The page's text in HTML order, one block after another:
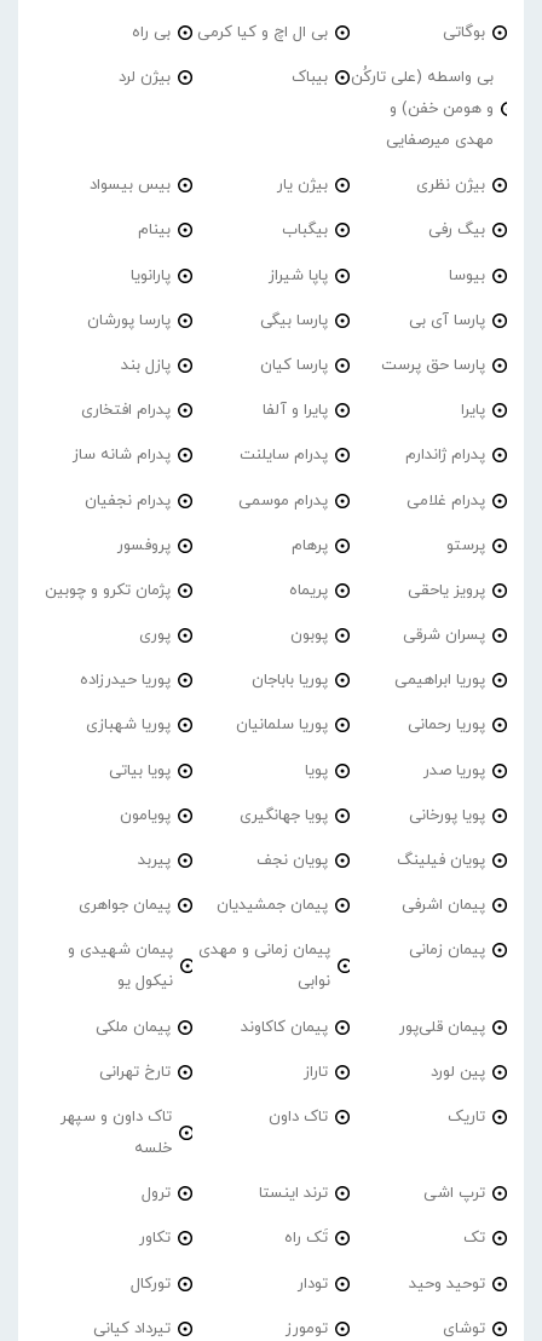
بوگاتی بی ال اچ و کیا کرمی بی راه
بی واسطه (علی تارکُن
و هومن خفن) و
مهدی میرصفایی
بیباک بیژن لرد
بیژن نظری بیژن یار بیس بیسواد
بیگ رفی بیگباب بینام
بیوسا پاپا شیراز پارانویا
پارسا آی بی پارسا بیگی پارسا پورشان
پارسا حق پرست پارسا کیان پازل بند
پایرا پایرا و آلفا پدرام افتخاری
پدرام ژاندارم پدرام‌ سایلنت پدرام شانه ساز
پدرام غلامی پدرام موسمی پدرام نجفیان
پرستو پرهام پروفسور
پرویز یاحقی پریماه پژمان تکرو و چوبین
پسران شرقی پوبون پوری
پوریا ابراهیمی پوریا باباجان پوریا حیدرزاده
پوریا رحمانی پوریا سلمانیان پوریا شهبازی
پوریا صدر پویا پویا بیاتی
پویا پورخانی پویا جهانگیری پویامون
پویان فیلینگ پویان نجف پیربد
پیمان اشرفی پیمان جمشیدیان پیمان جواهری
پیمان زمانی
پیمان زمانی و مهدی
نوابی
پیمان شهیدی و
نیکول یو
پیمان قلی‌پور پیمان کاکاوند پیمان ملکی
پین لورد تاراز تارخ تهرانی
تاریک تاک داون
تاک داون و سپهر
خلسه
ترپ اشی ترند اینستا ترول
تک تَک راه تکاور
توحید وحید تودار تورکال
توشای تومورز تیرداد کیانی